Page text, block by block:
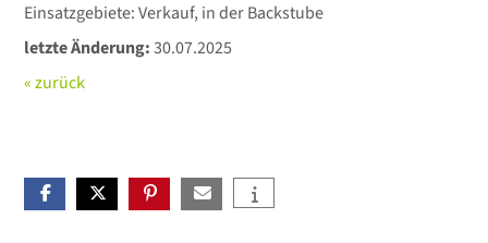
Einsatzgebiete: Verkauf, in der Backstube
letzte Änderung:30.07.2025
« zurück